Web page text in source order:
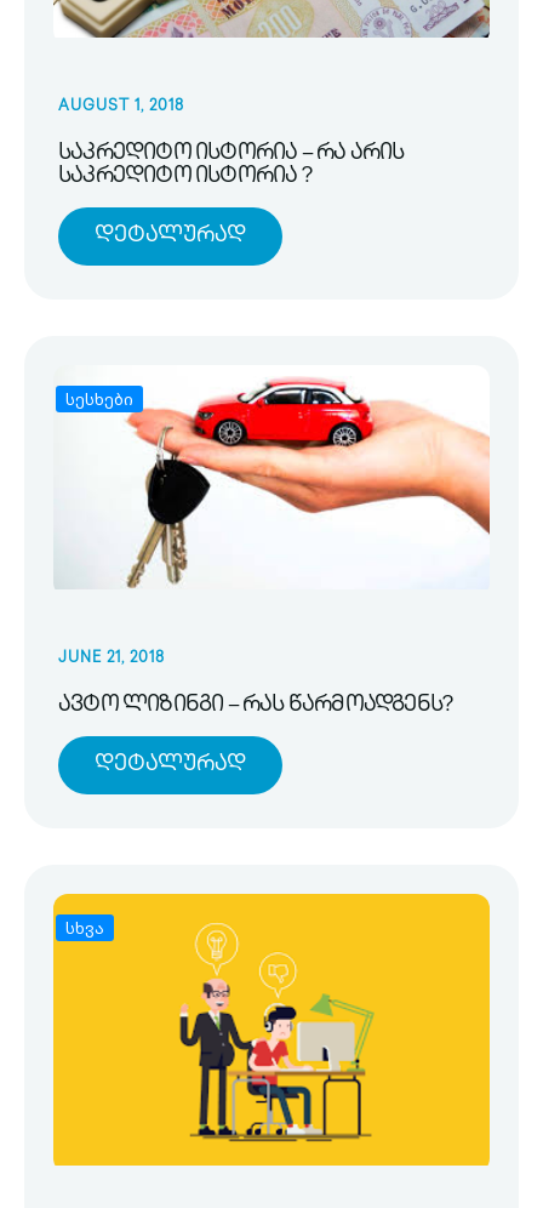
AUGUST 1, 2018
საკრედიტო ისტორია – რა არის
საკრედიტო ისტორია ?
Დეტალურად
სესხები
JUNE 21, 2018
ავტო ლიზინგი – რას წარმოადგენს?
Დეტალურად
სხვა